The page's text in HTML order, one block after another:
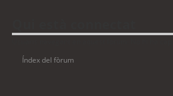
Índex del fòrum